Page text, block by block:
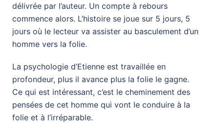
délivrée par l’auteur. Un compte à rebours
commence alors. L’histoire se joue sur 5 jours, 5
jours où le lecteur va assister au basculement d’un
homme vers la folie.
La psychologie d’Etienne est travaillée en
profondeur, plus il avance plus la folie le gagne.
Ce qui est intéressant, c’est le cheminement des
pensées de cet homme qui vont le conduire à la
folie et à l’irréparable.